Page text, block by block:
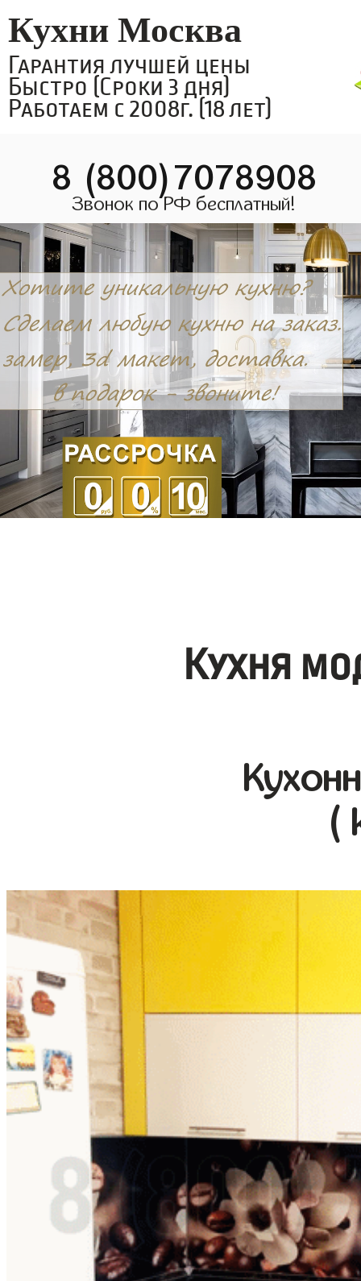
Кухни Москва
Гарантия лучшей цены
Быстро (Сроки 3 дня)
Работаем с 2008г. (18 лет)
8 (800)7078908
Звонок по РФ бесплатный!
Кухня
(